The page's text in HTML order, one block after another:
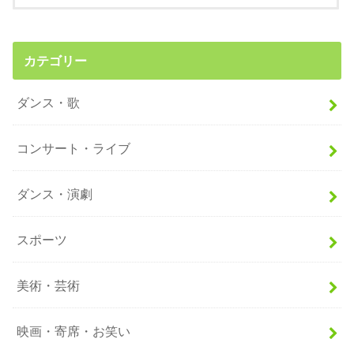
カテゴリー
ダンス・歌
コンサート・ライブ
ダンス・演劇
スポーツ
美術・芸術
映画・寄席・お笑い